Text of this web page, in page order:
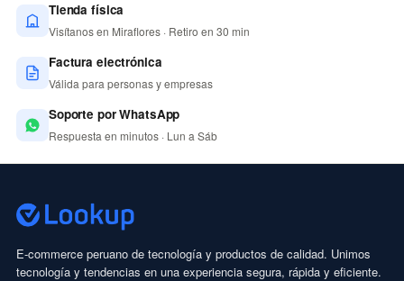
Tienda física
Visítanos en Miraflores · Retiro en 30 min
Factura electrónica
Válida para personas y empresas
Soporte por WhatsApp
Respuesta en minutos · Lun a Sáb
E-commerce peruano de tecnología y productos de calidad. Unimos
tecnología y tendencias en una experiencia segura, rápida y eficiente.